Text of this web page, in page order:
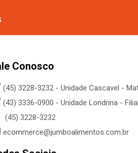
Conosco
(45) 3228-3232 - Unidade Cascavel -
(43) 3336-0900 - Unidade Londrina - Filial
(45) 3228-3232
ecommerce@jumboalimentos.com.br